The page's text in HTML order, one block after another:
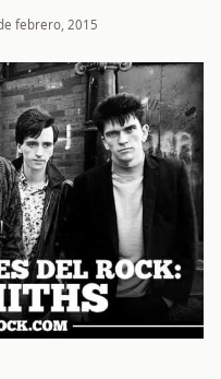
febrero, 2015